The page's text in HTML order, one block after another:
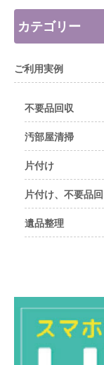
カテゴリー
ご利用実例
不要品回収
汚部屋清掃
片付け
片付け、不要品
遺品整理